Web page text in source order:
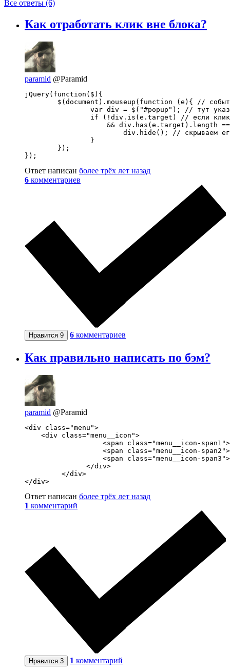
Все ответы (6)
Как отработать клик вне блока?
paramid @Paramid
jQuery(function($){
});
Ответ написан более трёх лет назад
6 комментариев
Нравится 9 6 комментариев
Как правильно написать по бэм?
paramid @Paramid
<div class="menu">
    <div class="menu__icon">
<span class="menu__icon-
<span class="menu__icon-
<span class="menu__icon-
               </div>
         </div>
</div>
Ответ написан более трёх лет назад
1 комментарий
Нравится 3 1 комментарий